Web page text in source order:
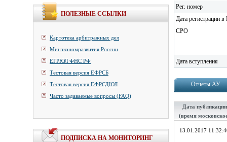
ПОЛЕЗНЫЕ ССЫЛКИ
Картотека арбитражных дел
Минэкономразвития России
ЕГРЮЛ ФНС РФ
Тестовая версия ЕФРСБ
Тестовая версия ЕФРСДЮЛ
Часто задаваемые вопросы (FAQ)
ПОДПИСКА НА МОНИТОРИНГ
Рег. номер
Дата регистрации в
СРО
Дата вступления
Отчеты АУ
Дата публикации
(время
13.01.2017